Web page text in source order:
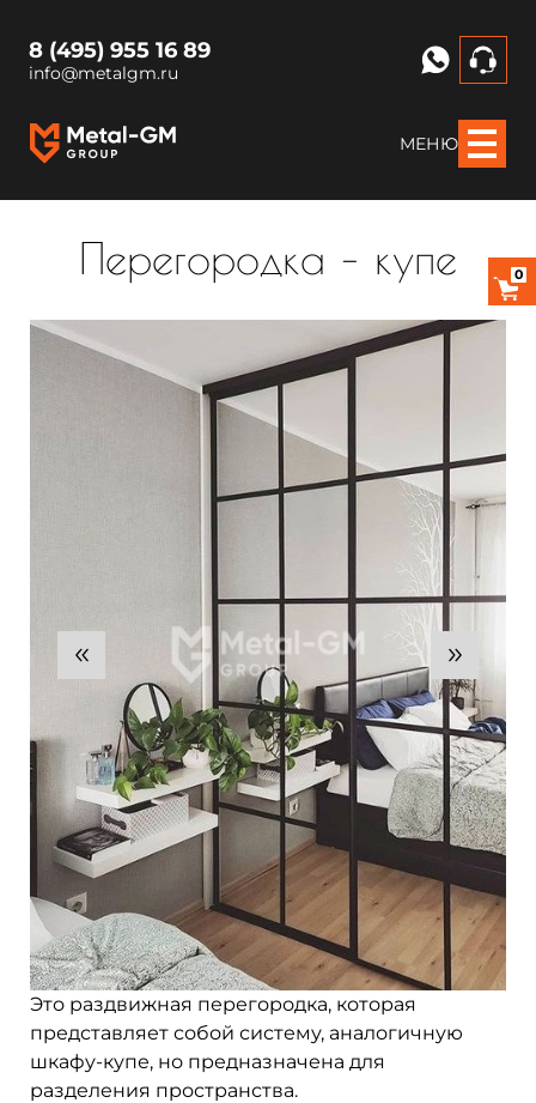
8 (495) 955 16 89
info@metalgm.ru
МЕНЮ
Перегородка – купе
Это раздвижная перегородка, которая
представляет собой систему, аналогичную
шкафу-купе, но предназначена для
разделения пространства.
0